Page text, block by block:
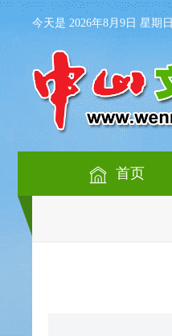
今天是 2026年8月9日 星期日
首页